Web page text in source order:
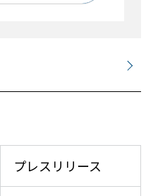
プレスリリース